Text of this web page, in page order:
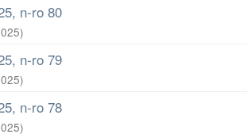
n-ro 80
)
n-ro 79
)
n-ro 78
)